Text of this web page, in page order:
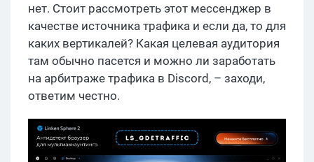
нет. Стоит рассмотреть этот мессенджер в
качестве источника трафика и если да, то для
каких вертикалей? Какая целевая аудитория
там обычно пасется и можно ли заработать
на арбитраже трафика в Discord, – заходи,
ответим честно.